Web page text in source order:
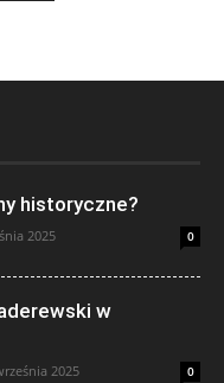
historyczne?
2025 0
w
2025 0